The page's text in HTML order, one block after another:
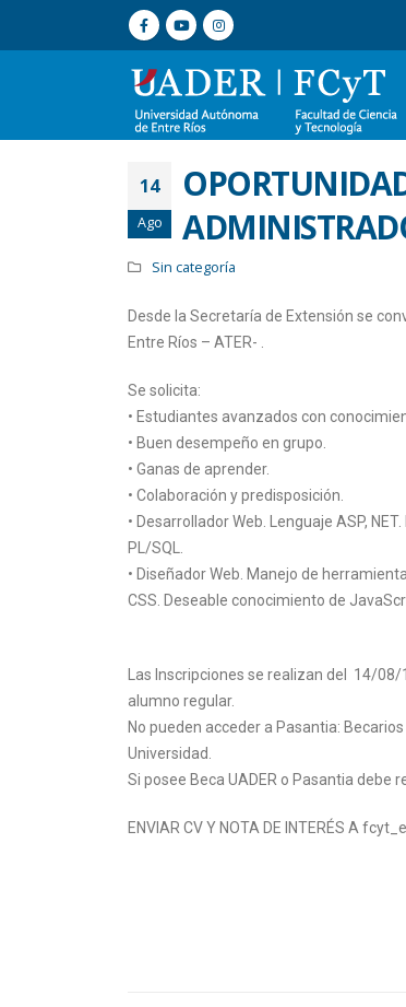
14
Ago
Sin categoría
Desde la Secretaría de Extensión se
Entre Ríos – ATER- .
Se solicita:
• Estudiantes avanzados con
• Buen desempeño en grupo.
• Ganas de aprender.
• Colaboración y predisposición.
• Desarrollador Web. Lenguaje ASP,
PL/SQL.
• Diseñador Web. Manejo de
CSS. Deseable conocimiento de
Las Inscripciones se realizan del 14/
alumno regular.
No pueden acceder a Pasantia:
Universidad.
Si posee Beca UADER o Pasantia debe
ENVIAR CV Y NOTA DE INTERÉS A